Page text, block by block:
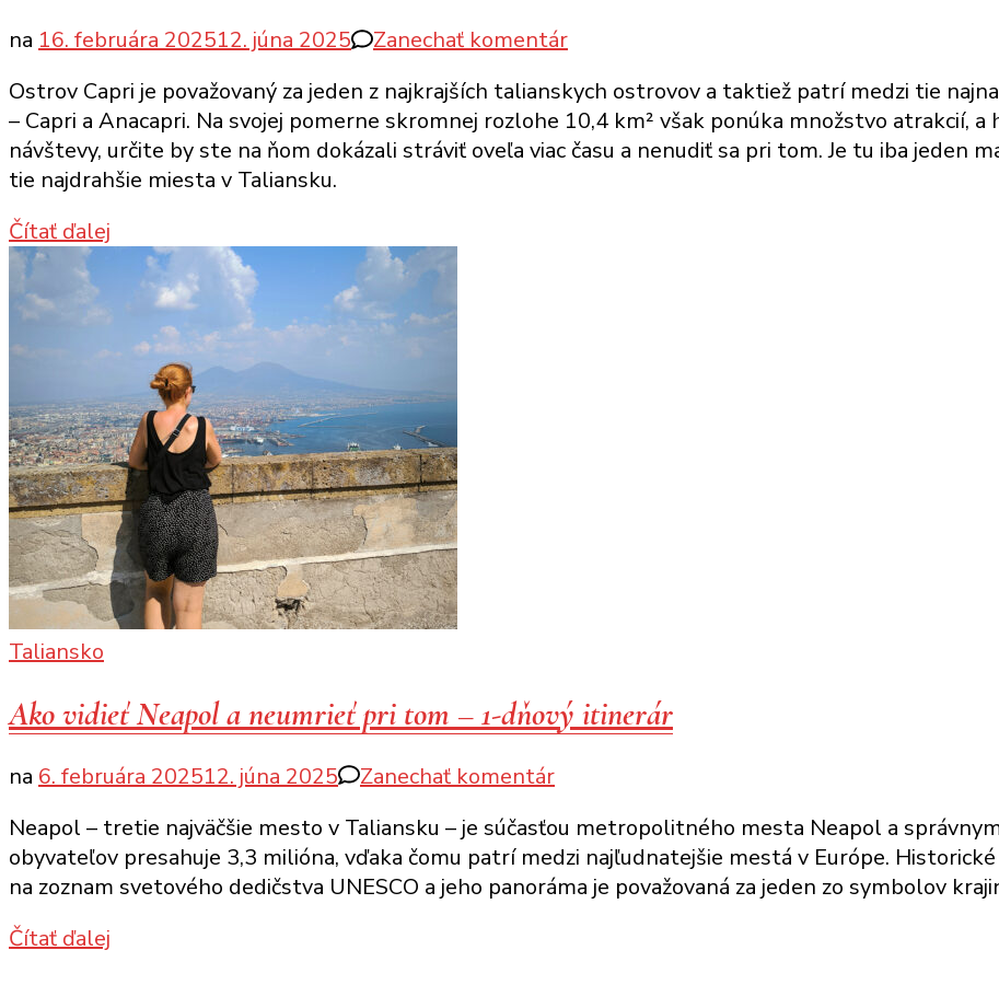
na 16. februára 202512. júna 2025 Zanechať komentárk
Jednodňový
výlet
na
Ostrov Capri je považovaný za jeden z najkrajších talianskych ostrovov a taktiež patrí medzi tie
– Capri a Anacapri. Na svojej pomerne skromnej rozlohe 10,4 km² však ponúka množstvo atrakcií,
návštevy, určite by ste na ňom dokázali stráviť oveľa viac času a nenudiť sa pri tom. Je tu iba jeden
tie najdrahšie miesta v Taliansku.
Čítať ďalej
Taliansko
Ako vidieť Neapol a neumrieť pri tom – 1-dňový itinerár
na 6. februára 202512. júna 2025 Zanechať komentárk
Ako
vidieť
Neapol
Neapol – tretie najväčšie mesto v Taliansku – je súčasťou metropolitného mesta Neapol a
obyvateľov presahuje 3,3 milióna, vďaka čomu patrí medzi najľudnatejšie mestá v Európe.
na zoznam svetového dedičstva UNESCO a jeho panoráma je považovaná za jeden zo symbolov
Čítať ďalej